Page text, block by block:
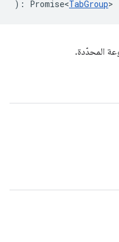
) : Promise<TabGroup>
المحدّدة.